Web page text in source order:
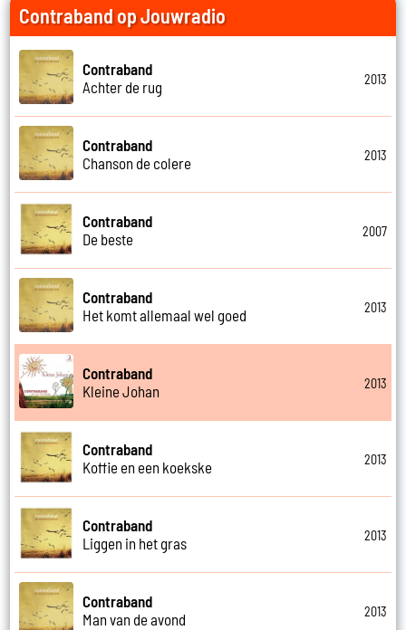
Contraband op Jouwradio
Contraband
Achter de rug
2013
Contraband
Chanson de colere
2013
Contraband
De beste
2007
Contraband
Het komt allemaal wel goed
2013
Contraband
Kleine Johan
2013
Contraband
Koffie en een koekske
2013
Contraband
Liggen in het gras
2013
Contraband
Man van de avond
2013